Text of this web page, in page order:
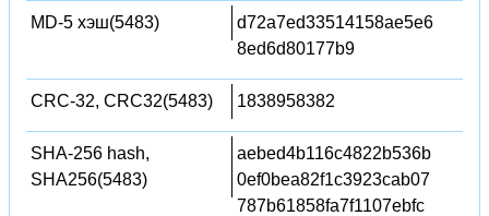
MD-5 хэш(5483)
d72a7ed33514158ae5e6
8ed6d80177b9
CRC-32, CRC32(5483) 1838958382
SHA-256 hash,
SHA256(5483)
aebed4b116c4822b536b
0ef0bea82f1c3923cab07
787b61858fa7f1107ebfc